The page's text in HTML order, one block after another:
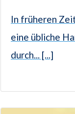
In früheren
eine übliche
durch... [...]